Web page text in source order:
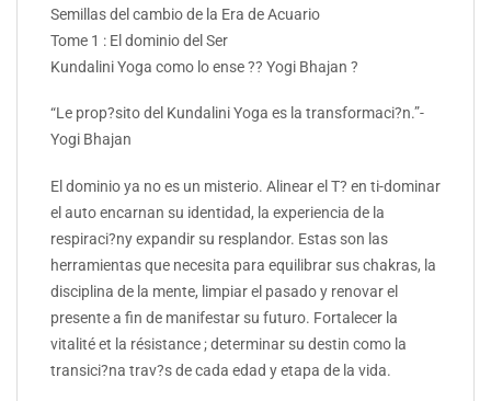
Semillas del cambio de la Era de Acuario
Tome 1 : El dominio del Ser
Kundalini Yoga como lo ense ?? Yogi Bhajan ?
“Le prop?sito del Kundalini Yoga es la transformaci?n.”-
Yogi Bhajan
El dominio ya no es un misterio. Alinear el T? en ti-dominar
el auto encarnan su identidad, la experiencia de la
respiraci?ny expandir su resplandor. Estas son las
herramientas que necesita para equilibrar sus chakras, la
disciplina de la mente, limpiar el pasado y renovar el
presente a fin de manifestar su futuro. Fortalecer la
vitalité et la résistance ; determinar su destin como la
transici?na trav?s de cada edad y etapa de la vida.